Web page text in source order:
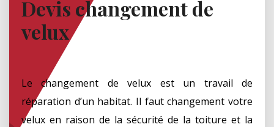
Devis changement de
velux
Le changement de velux est un travail de
réparation d’un habitat. Il faut changement votre
velux en raison de la sécurité de la toiture et la